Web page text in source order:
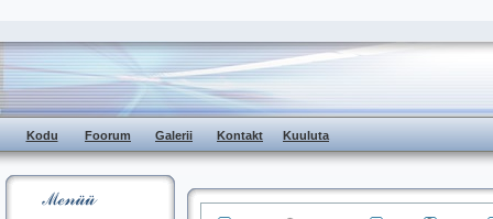
Kodu Foorum Galerii Kontakt Kuuluta